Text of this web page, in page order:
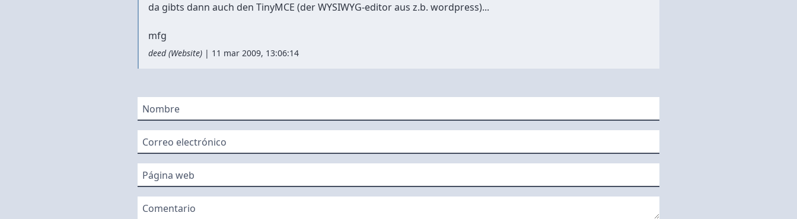
da gibts dann auch den TinyMCE (der WYSIWYG-editor aus z.b. wordpress)...
mfg
deed(Website) | 11 mar 2009, 13:06:14
Nombre
Correo electrónico
Página web
Comentario